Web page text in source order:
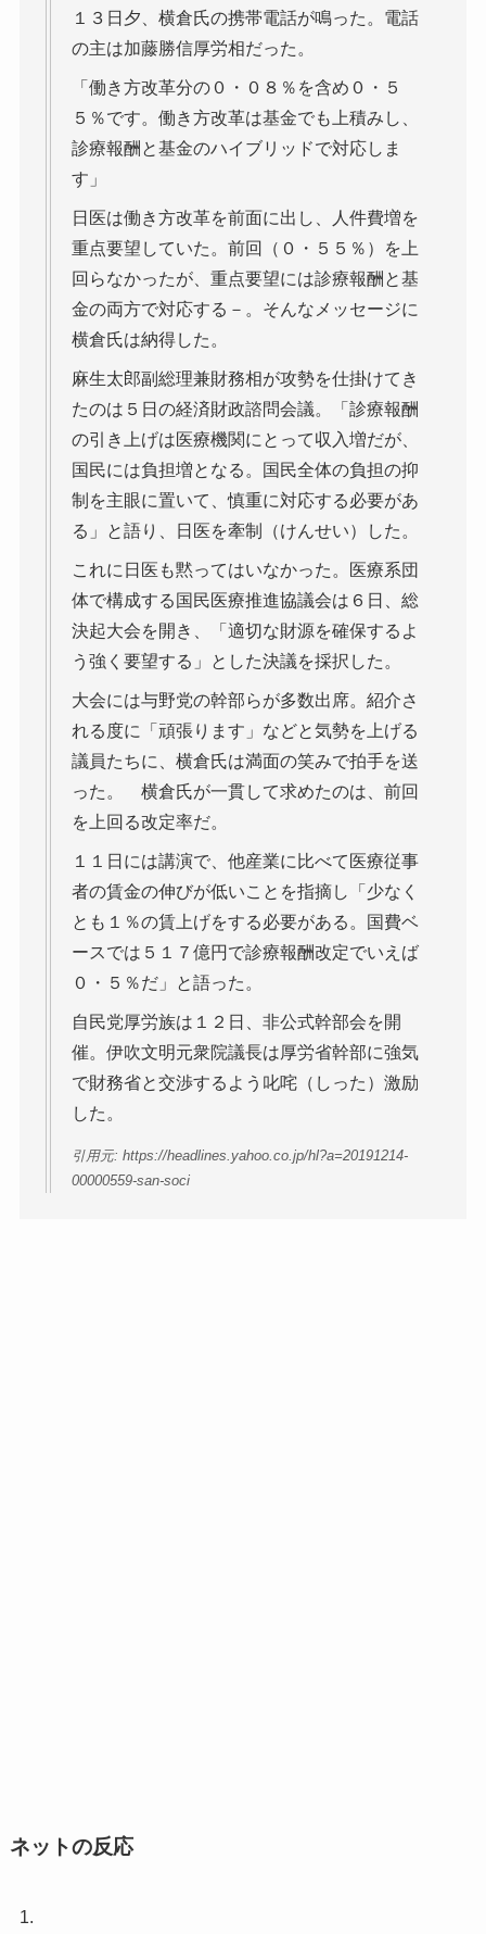
１３日夕、横倉氏の携帯電話が鳴った。電話
の主は加藤勝信厚労相だった。
「働き方改革分の０・０８％を含め０・５
５％です。働き方改革は基金でも上積みし、
診療報酬と基金のハイブリッドで対応しま
す」
日医は働き方改革を前面に出し、人件費増を
重点要望していた。前回（０・５５％）を上
回らなかったが、重点要望には診療報酬と基
金の両方で対応する－。そんなメッセージに
横倉氏は納得した。
麻生太郎副総理兼財務相が攻勢を仕掛けてき
たのは５日の経済財政諮問会議。「診療報酬
の引き上げは医療機関にとって収入増だが、
国民には負担増となる。国民全体の負担の抑
制を主眼に置いて、慎重に対応する必要があ
る」と語り、日医を牽制（けんせい）した。
これに日医も黙ってはいなかった。医療系団
体で構成する国民医療推進協議会は６日、総
決起大会を開き、「適切な財源を確保するよ
う強く要望する」とした決議を採択した。
大会には与野党の幹部らが多数出席。紹介さ
れる度に「頑張ります」などと気勢を上げる
議員たちに、横倉氏は満面の笑みで拍手を送
った。 横倉氏が一貫して求めたのは、前回
を上回る改定率だ。
１１日には講演で、他産業に比べて医療従事
者の賃金の伸びが低いことを指摘し「少なく
とも１％の賃上げをする必要がある。国費ベ
ースでは５１７億円で診療報酬改定でいえば
０・５％だ」と語った。
自民党厚労族は１２日、非公式幹部会を開
催。伊吹文明元衆院議長は厚労省幹部に強気
で財務省と交渉するよう叱咤（しった）激励
した。
引用元: https://headlines.yahoo.co.jp/hl?a=20191214-
00000559-san-soci
ネットの反応
1.